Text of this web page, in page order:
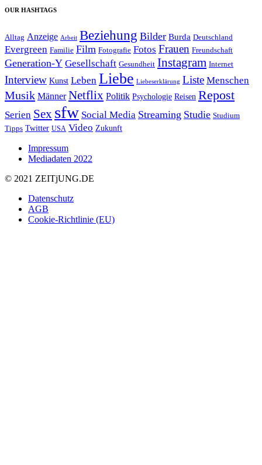
OUR HASHTAGS
Alltag Anzeige Arbeit Beziehung Bilder Burda Deutschland
Evergreen Familie Film Fotografie Fotos Frauen Freundschaft
Generation-Y Gesellschaft Gesundheit Instagram Internet
Interview Kunst Leben Liebe Liebeserklärung Liste Menschen
Musik Männer Netflix Politik Psychologie Reisen Repost
Serien Sex sfw Social Media Streaming Studie Studium
Tipps Twitter USA Video Zukunft
Impressum
Mediadaten 2022
© 2021 ZEITjUNG.DE
Datenschutz
AGB
Cookie-Richtlinie (EU)